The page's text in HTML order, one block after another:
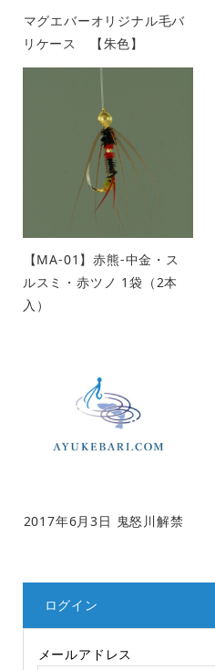
マグエバーオリジナル毛バ
リケース 【朱色】
【MA-01】赤熊-中金・ス
ルスミ・赤ツノ 1袋（2本
入）
2017年6月3日 鬼怒川解禁
ログイン
メールアドレス